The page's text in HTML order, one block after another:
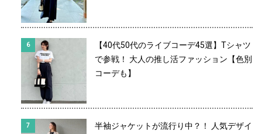
【40代50代のライブコーデ45選】Tシャツ
で参戦！ 大人の推し活ファッション【色別
コーデも】
半袖ジャケットが流行り中？！ 人気デザイ